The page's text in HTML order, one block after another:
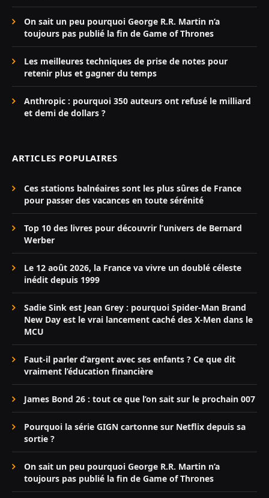
On sait un peu pourquoi George R.R. Martin n’a
toujours pas publié la fin de Game of Thrones
Les meilleures techniques de prise de notes pour
retenir plus et gagner du temps
Anthropic : pourquoi 350 auteurs ont refusé le milliard
et demi de dollars ?
ARTICLES POPULAIRES
Ces stations balnéaires sont les plus sûres de France
pour passer des vacances en toute sérénité
Top 10 des livres pour découvrir l’univers de Bernard
Werber
Le 12 août 2026, la France va vivre un doublé céleste
inédit depuis 1999
Sadie Sink est Jean Grey : pourquoi Spider-Man Brand
New Day est le vrai lancement caché des X-Men dans le
MCU
Faut-il parler d’argent avec ses enfants ? Ce que dit
vraiment l’éducation financière
James Bond 26 : tout ce que l’on sait sur le prochain 007
Pourquoi la série GIGN cartonne sur Netflix depuis sa
sortie ?
On sait un peu pourquoi George R.R. Martin n’a
toujours pas publié la fin de Game of Thrones